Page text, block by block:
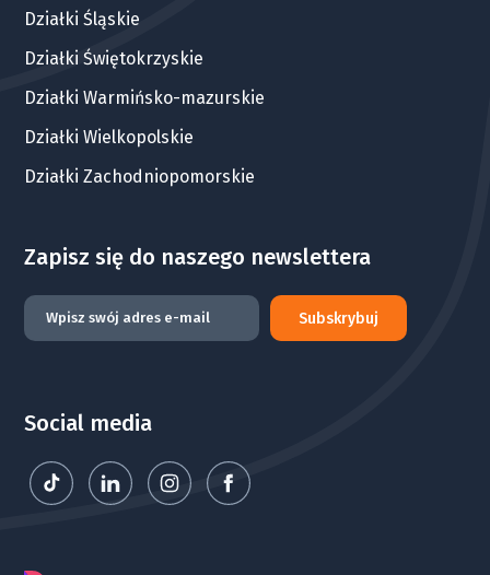
Działki Śląskie
Działki Świętokrzyskie
Działki Warmińsko-mazurskie
Działki Wielkopolskie
Działki Zachodniopomorskie
Zapisz się do naszego newslettera
Subskrybuj
Social media